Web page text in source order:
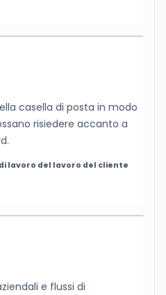
casella di posta in modo
risiedere accanto a
lavoro del lavoro del cliente
e flussi di